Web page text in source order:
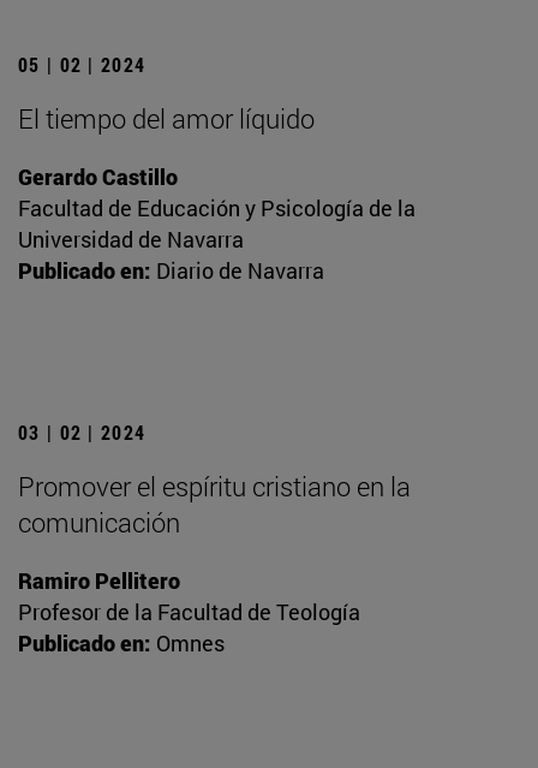
05 | 02 | 2024
El tiempo del amor líquido
Gerardo Castillo
Facultad de Educación y Psicología de la
Universidad de Navarra
Publicado en: Diario de Navarra
03 | 02 | 2024
Promover el espíritu cristiano en la
comunicación
Ramiro Pellitero
Profesor de la Facultad de Teología
Publicado en: Omnes